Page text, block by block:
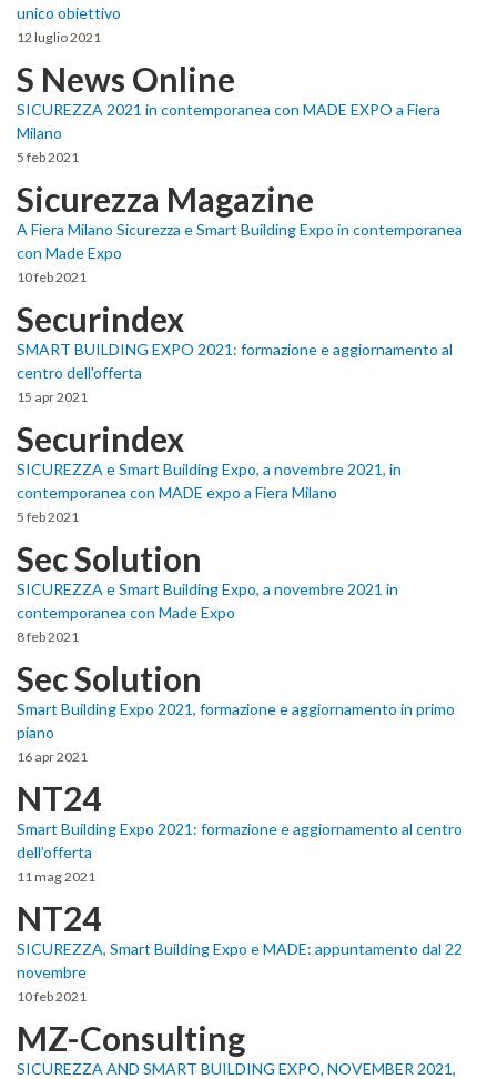
unico obiettivo
12 luglio 2021
S News Online
SICUREZZA 2021 in contemporanea con MADE EXPO a Fiera
Milano
5 feb 2021
Sicurezza Magazine
A Fiera Milano Sicurezza e Smart Building Expo in contemporanea
con Made Expo
10 feb 2021
Securindex
SMART BUILDING EXPO 2021: formazione e aggiornamento al
centro dell'offerta
15 apr 2021
Securindex
SICUREZZA e Smart Building Expo, a novembre 2021, in
contemporanea con MADE expo a Fiera Milano
5 feb 2021
Sec Solution
SICUREZZA e Smart Building Expo, a novembre 2021 in
contemporanea con Made Expo
8 feb 2021
Sec Solution
Smart Building Expo 2021, formazione e aggiornamento in primo
piano
16 apr 2021
NT24
Smart Building Expo 2021: formazione e aggiornamento al centro
dell’offerta
11 mag 2021
NT24
SICUREZZA, Smart Building Expo e MADE: appuntamento dal 22
novembre
10 feb 2021
MZ-Consulting
SICUREZZA AND SMART BUILDING EXPO, NOVEMBER 2021,